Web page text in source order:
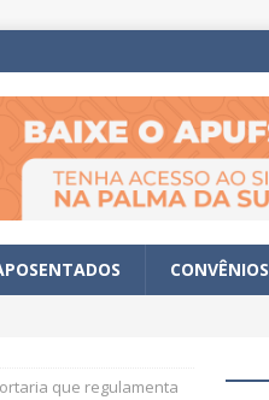
CONVÊNIOS
que regulamenta